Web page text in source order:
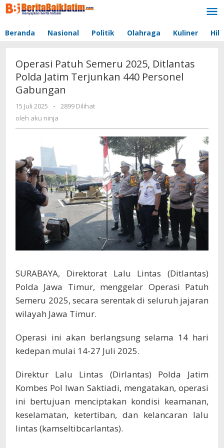
Lewati
ke
Beranda Nasional Politik Olahraga Kuliner
Operasi Patuh Semeru 2025, Ditlantas
Polda Jatim Terjunkan 440 Personel
Gabungan
15 Juli 2025
oleh
aku
ninja
-
2899 Dilihat
oleh aku ninja
SURABAYA, Direktorat Lalu Lintas (Ditlantas)
Polda Jawa Timur, menggelar Operasi Patuh
Semeru 2025, secara serentak di seluruh jajaran
wilayah Jawa Timur.
Operasi ini akan berlangsung selama 14 hari
kedepan mulai 14-27 Juli 2025.
Direktur Lalu Lintas (Dirlantas) Polda Jatim
Kombes Pol Iwan Saktiadi, mengatakan, operasi
ini bertujuan menciptakan kondisi keamanan,
keselamatan, ketertiban, dan kelancaran lalu
lintas (kamseltibcarlantas).